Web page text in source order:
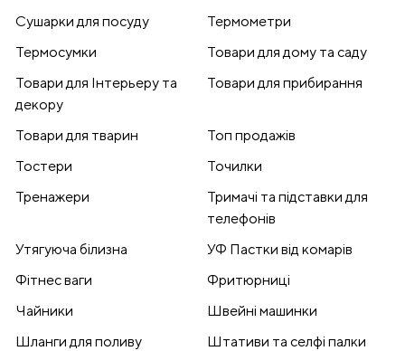
Сушарки для посуду
Термометри
Термосумки
Товари для дому та саду
Товари для Інтерьеру та
декору
Товари для прибирання
Товари для тварин
Топ продажів
Тостери
Точилки
Тренажери
Тримачі та підставки для
телефонів
Утягуюча білизна
УФ Пастки від комарів
Фітнес ваги
Фритюрниці
Чайники
Швейні машинки
Шланги для поливу
Штативи та селфі палки